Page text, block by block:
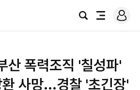
검
전
로
그
산 폭력조직 '칠성파'
사망...경찰 '초긴장'